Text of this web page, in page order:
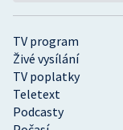
TV program
Živé vysílání
TV poplatky
Teletext
Podcasty